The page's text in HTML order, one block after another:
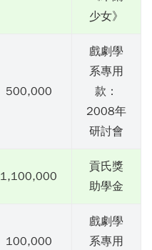
少女》
500,000
戲劇學
系專用
款：
2008年
研討會
1,100,000
貢氏獎
助學金
100,000
戲劇學
系專用